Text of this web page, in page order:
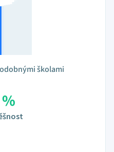
školami